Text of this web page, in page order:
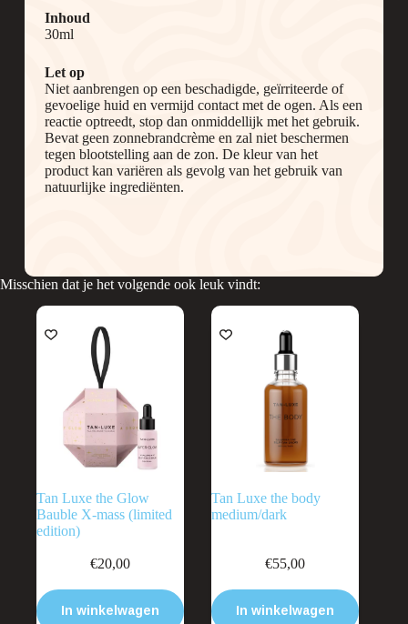
Inhoud
30ml
Let op
Niet aanbrengen op een beschadigde, geïrriteerde of
gevoelige huid en vermijd contact met de ogen. Als een
reactie optreedt, stop dan onmiddellijk met het gebruik.
Bevat geen zonnebrandcrème en zal niet beschermen
tegen blootstelling aan de zon. De kleur van het
product kan variëren als gevolg van het gebruik van
natuurlijke ingrediënten.
Misschien dat je het volgende ook leuk vindt:
Tan Luxe the Glow
Bauble X-mass (limited
edition)
€20,00
In winkelwagen
UITVERKOCHT
Tan Luxe the body
medium/dark
€55,00
In winkelwagen